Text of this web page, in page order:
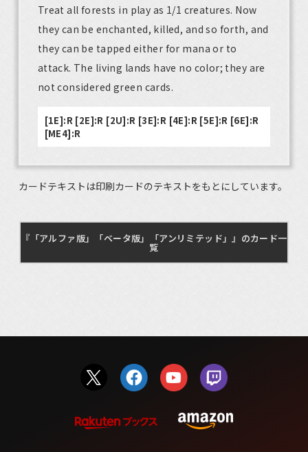
Treat all forests in play as 1/1 creatures. Now
they can be enchanted, killed, and so forth, and
they can be tapped either for mana or to
attack. The living lands have no color; they are
not considered green cards.
[1E]:R [2E]:R [2U]:R [3E]:R [4E]:R [5E]:R [6E]:R
[ME4]:R
カードテキストは印刷カードのテキストをもとにしています。
『「アルファ版」「ベータ版」「アンリミテッド」』のカード一
覧